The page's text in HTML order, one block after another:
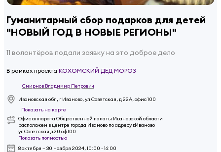
Гуманитарный сбор подарков для детей
"НОВЫЙ ГОД В НОВЫЕ РЕГИОНЫ"
11 волонтёров подали заявку на это доброе дело
В рамках проекта КОХОМСКИЙ ДЕД МОРОЗ
Смирнов Владимир Петрович
Ивановская обл, г Иваново, ул Советская, д 22А, офис 100
Показать на карте
Офис аппарата Общественной палаты Ивановской области
расположен в центре города Иваново по адресу г.Иваново
ул.Советская д.20 оф.100
Показать полностью
8 октября – 30 ноября 2024, 10:00 - 16:00